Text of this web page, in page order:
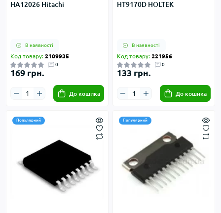
HA12026 Hitachi
В наявності
Код товару: 2109935
0
169 грн.
До кошика
HT9170D HOLTEK
В наявності
Код товару: 221956
0
133 грн.
До кошика
Популярний Популярний